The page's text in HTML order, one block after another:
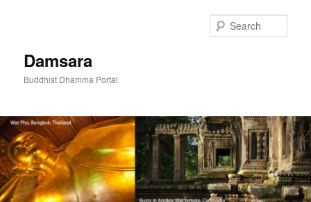
Damsara
Buddhist Dhamma Portal